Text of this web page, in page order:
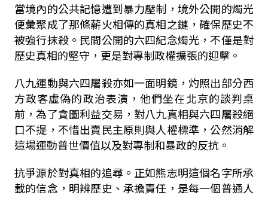
當境內的公共記憶遭到暴力壓制，境外公開的燭光
便彙聚成了那條薪火相傳的真相之鏈，確保歷史不
被強行抹殺。民間公開的六四紀念燭光，不僅是對
歷史真相的堅守，更是對專制政權擴張的迎擊。
八九運動與六四屠殺亦如一面明鏡，灼照出部分西
方政客虛偽的政治表演，他們坐在北京的談判桌
前，為了貪圖利益交易，對八九真相與六四屠殺絕
口不提，不惜出賣民主原則與人權標準，公然消解
這場運動普世價值以及對專制和暴政的反抗。
抗爭源於對真相的追尋。正如熊志明這個名字所承
載的信念，明辨歷史、承擔責任，是每一個普通人